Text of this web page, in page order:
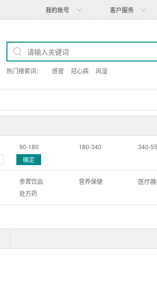
我的账号 客户服务
热门搜索词： 感冒 冠心病 风湿
90-180 180-340 340-
确定
参茸饮品 营养保健 医疗
处方药